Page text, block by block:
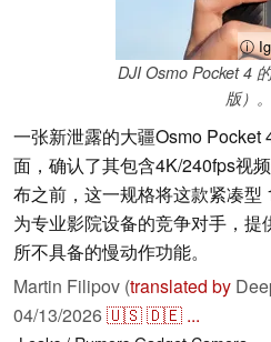
ⓘ
DJI Osmo Pocket 4
版）。
一张新泄露的大疆Osmo Pocket
面，确认了其包含4K/240fps视
布之前，这一规格将这款紧凑型
为专业影院设备的竞争对手，
所不具备的慢动作功能。
Martin Filipov (translated by
04/13/2026🇺🇸🇩🇪 ...